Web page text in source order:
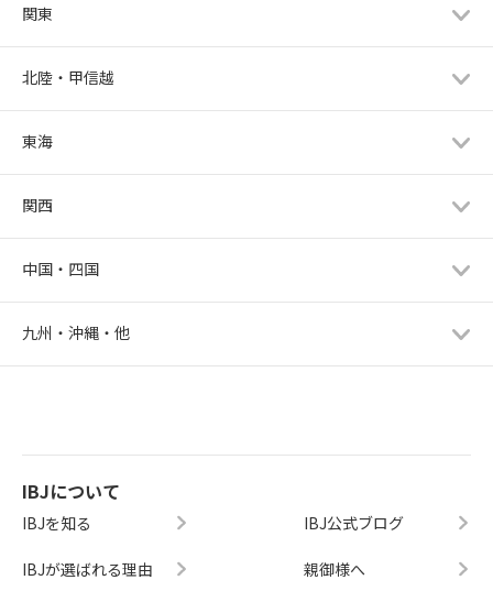
関東
北陸・甲信越
東海
関西
中国・四国
九州・沖縄・他
IBJについて
IBJを知る
IBJが選ばれる理由
IBJ公式ブログ
親御様へ